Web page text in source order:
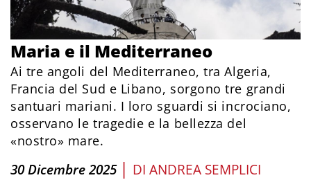
Maria e il Mediterraneo
Ai tre angoli del Mediterraneo, tra Algeria,
Francia del Sud e Libano, sorgono tre grandi
santuari mariani. I loro sguardi si incrociano,
osservano le tragedie e la bellezza del
«nostro» mare.
30 Dicembre 2025 | DI ANDREA SEMPLICI